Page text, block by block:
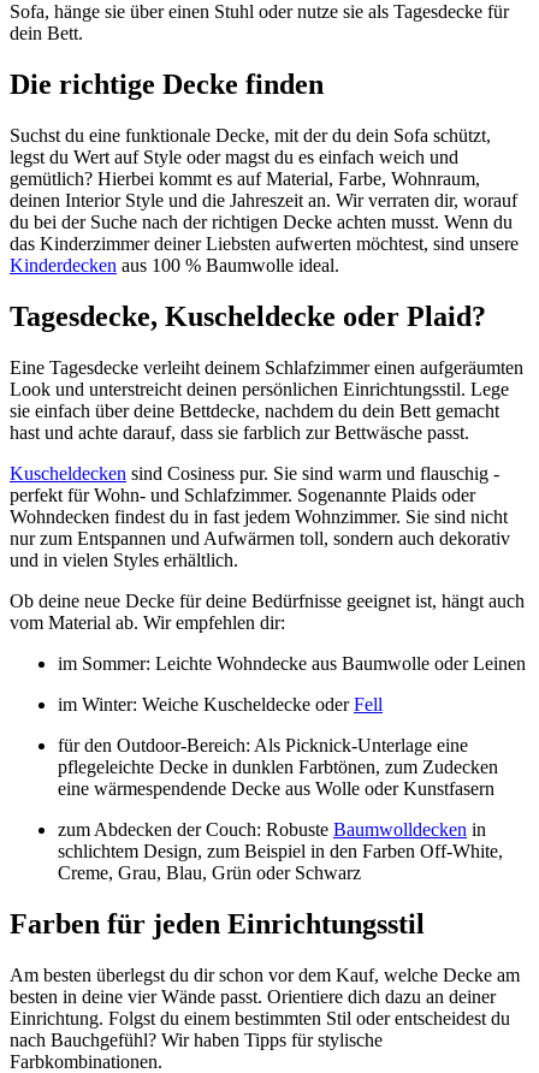
Sofa, hänge sie über einen Stuhl oder nutze sie als Tagesdecke für
dein Bett.
Die richtige Decke finden
Suchst du eine funktionale Decke, mit der du dein Sofa schützt,
legst du Wert auf Style oder magst du es einfach weich und
gemütlich? Hierbei kommt es auf Material, Farbe, Wohnraum,
deinen Interior Style und die Jahreszeit an. Wir verraten dir, worauf
du bei der Suche nach der richtigen Decke achten musst. Wenn du
das Kinderzimmer deiner Liebsten aufwerten möchtest, sind unsere
Kinderdecken aus 100 % Baumwolle ideal.
Tagesdecke, Kuscheldecke oder Plaid?
Eine Tagesdecke verleiht deinem Schlafzimmer einen aufgeräumten
Look und unterstreicht deinen persönlichen Einrichtungsstil. Lege
sie einfach über deine Bettdecke, nachdem du dein Bett gemacht
hast und achte darauf, dass sie farblich zur Bettwäsche passt.
Kuscheldecken sind Cosiness pur. Sie sind warm und flauschig -
perfekt für Wohn- und Schlafzimmer. Sogenannte Plaids oder
Wohndecken findest du in fast jedem Wohnzimmer. Sie sind nicht
nur zum Entspannen und Aufwärmen toll, sondern auch dekorativ
und in vielen Styles erhältlich.
Ob deine neue Decke für deine Bedürfnisse geeignet ist, hängt auch
vom Material ab. Wir empfehlen dir:
im Sommer: Leichte Wohndecke aus Baumwolle oder Leinen
im Winter: Weiche Kuscheldecke oderFell
für den Outdoor-Bereich: Als Picknick-Unterlage eine
pflegeleichte Decke in dunklen Farbtönen, zum Zudecken
eine wärmespendende Decke aus Wolle oder Kunstfasern
zum Abdecken der Couch: Robuste Baumwolldecken in
schlichtem Design, zum Beispiel in den Farben Off-White,
Creme, Grau, Blau, Grün oder Schwarz
Farben für jeden Einrichtungsstil
Am besten überlegst du dir schon vor dem Kauf, welche Decke am
besten in deine vier Wände passt. Orientiere dich dazu an deiner
Einrichtung. Folgst du einem bestimmten Stil oder entscheidest du
nach Bauchgefühl? Wir haben Tipps für stylische
Farbkombinationen.